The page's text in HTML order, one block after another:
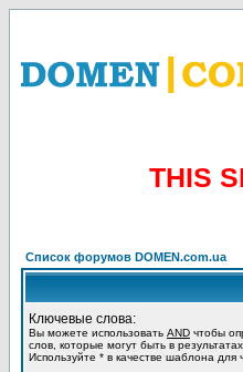
THIS
Список форумов DOMEN.com.ua
Ключевые слова:
Вы можете использовать AND чтобы
слов, которые могут быть в
Используйте * в качестве шаблона для